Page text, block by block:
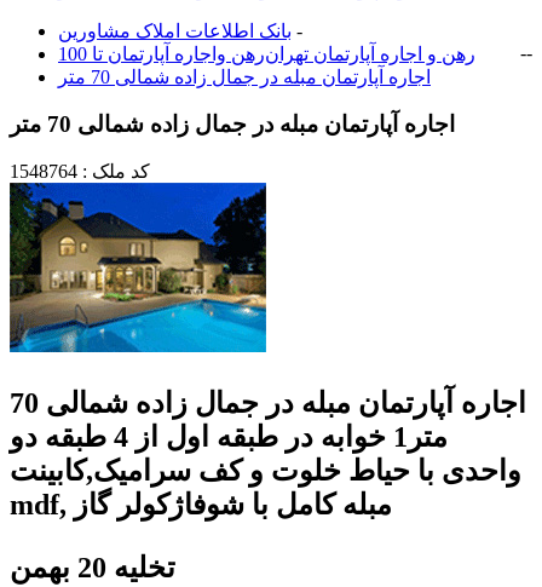
بانک اطلاعات املاک مشاورين -
رهن و اجاره آپارتمان تهران
- رهن واجاره آپارتمان تا 100
-
اجاره آپارتمان مبله در جمال زاده شمالی 70 متر
اجاره آپارتمان مبله در جمال زاده شمالی 70 متر
کد ملک : 1548764
اجاره آپارتمان مبله در جمال زاده شمالی 70
متر1 خوابه در طبقه اول از 4 طبقه دو
واحدی با حیاط خلوت و کف سرامیک,کابینت
mdf, مبله کامل با شوفاژکولر گاز
تخلیه 20 بهمن